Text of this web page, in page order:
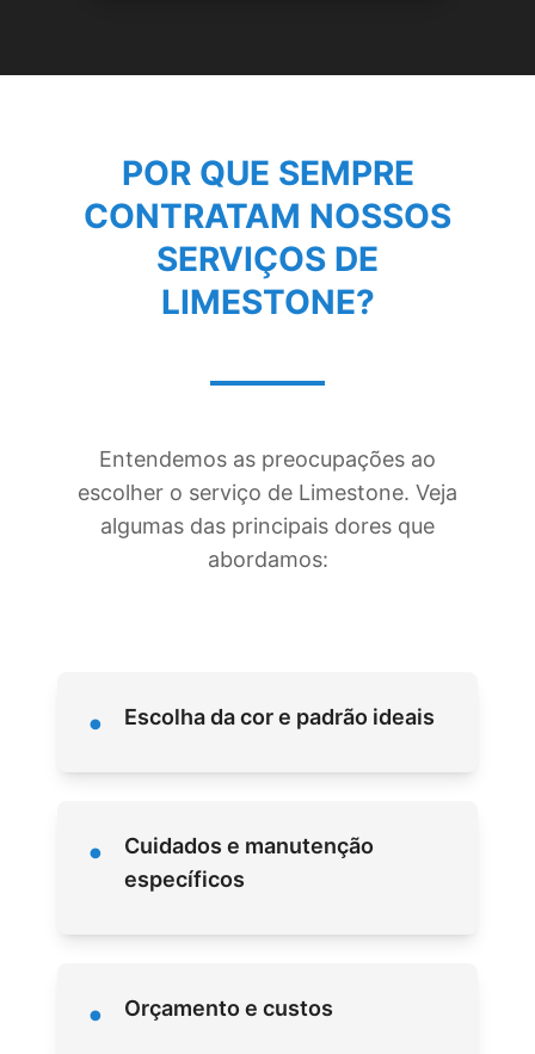
POR QUE SEMPRE
CONTRATAM NOSSOS
SERVIÇOS DE
LIMESTONE?
Entendemos as preocupações ao
escolher o serviço de Limestone. Veja
algumas das principais dores que
abordamos:
• Escolha da cor e padrão ideais
•
Cuidados e manutenção
específicos
• Orçamento e custos